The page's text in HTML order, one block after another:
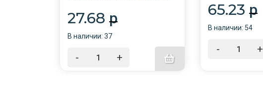
27.68 p
В наличии: 37
- +
65.23p
В наличии: 54
- +